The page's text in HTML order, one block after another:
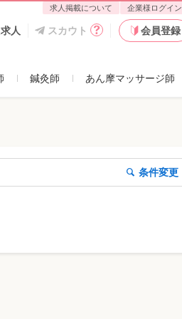
求人掲載について 企業様ログイン
人 スカウト 会員登録
鍼灸師 あん摩マッサージ師
条件変更